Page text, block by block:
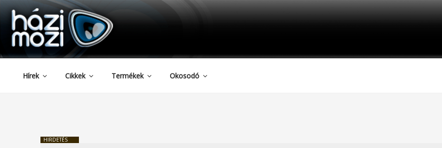
Tartalomhoz
HAZIMOZI
Hírek Cikkek Termékek Okosodó
HIRDETÉS